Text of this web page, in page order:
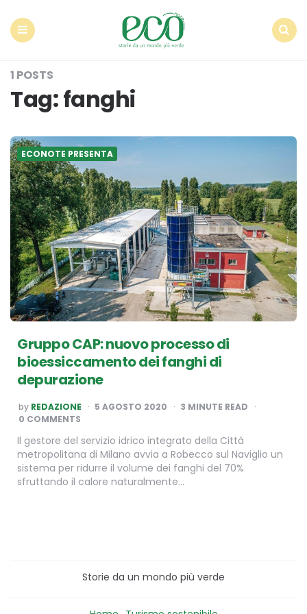
1 POSTS
Tag:fanghi
ECONOTE PRESENTA
Gruppo CAP: nuovo processo di
bioessiccamento dei fanghi di
depurazione
POSTED
BY
by REDAZIONE 5 AGOSTO 2020 3 MINUTE READ
0 COMMENTS
Il gestore del servizio idrico integrato della Città
metropolitana di Milano avvia a Robecco sul Naviglio un
sistema per ridurre il volume dei fanghi del 70%
sfruttando il calore naturalmente…
Storie da un mondo più verde